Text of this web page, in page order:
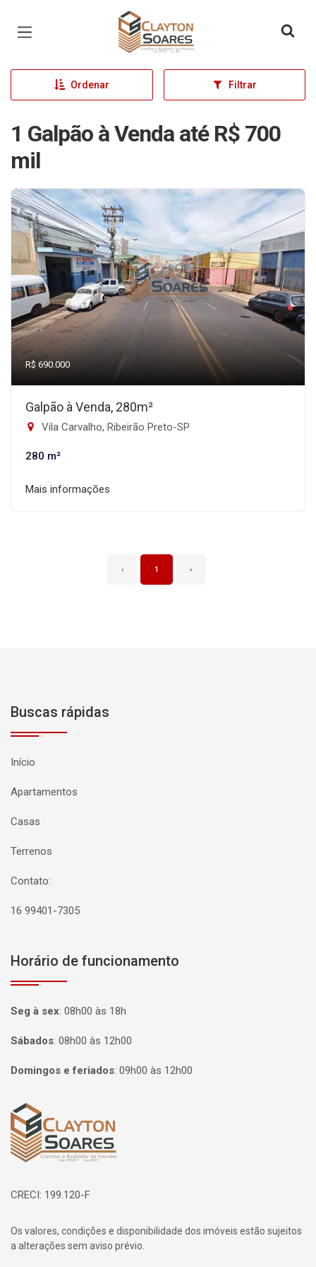
Página inicial
Ordenar Filtrar
1 Galpão à Venda até R$ 700
mil
R$ 690.000
Galpão à Venda, 280m²
Vila Carvalho, Ribeirão Preto-SP
280 m²
Mais informações
‹ 1 ›
Buscas rápidas
Início
Apartamentos
Casas
Terrenos
Contato:
16 99401-7305
Horário de funcionamento
Seg à sex: 08h00 às 18h
Sábados: 08h00 às 12h00
Domingos e feriados: 09h00 às 12h00
Página inicial
CRECI: 199.120-F
Os valores, condições e disponibilidade dos imóveis estão sujeitos
a alterações sem aviso prévio.